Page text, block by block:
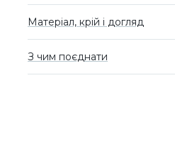
Матеріал, крій і догляд
З чим поєднати